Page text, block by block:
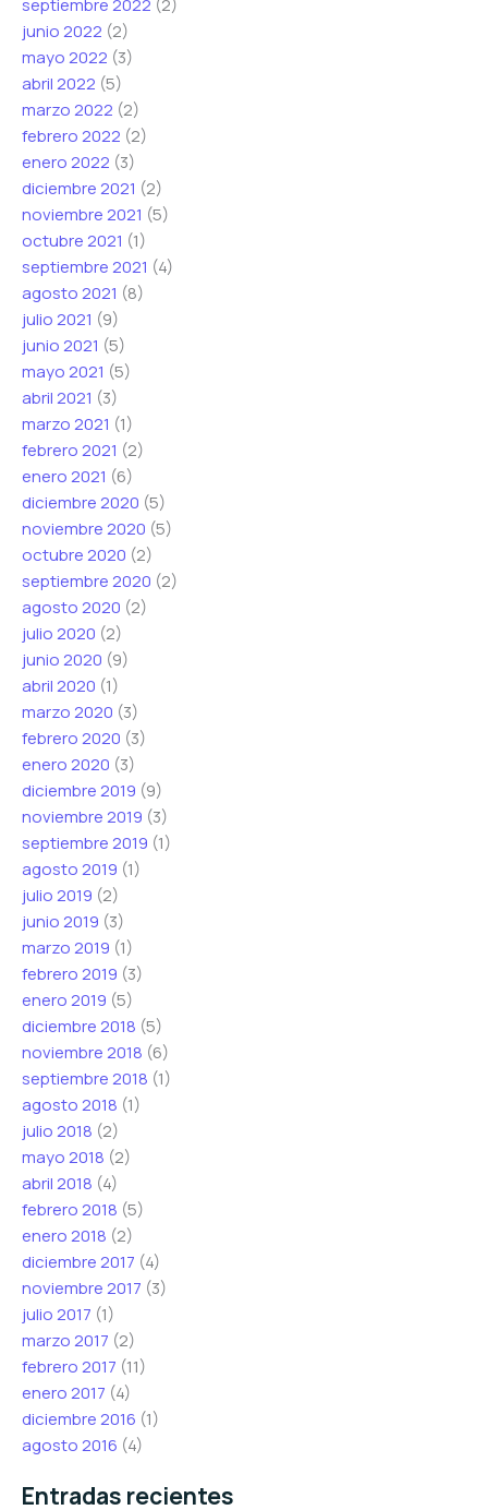
septiembre 2022 (2)
junio 2022 (2)
mayo 2022 (3)
abril 2022 (5)
marzo 2022 (2)
febrero 2022 (2)
enero 2022 (3)
diciembre 2021 (2)
noviembre 2021 (5)
octubre 2021 (1)
septiembre 2021 (4)
agosto 2021 (8)
julio 2021 (9)
junio 2021 (5)
mayo 2021 (5)
abril 2021 (3)
marzo 2021 (1)
febrero 2021 (2)
enero 2021 (6)
diciembre 2020 (5)
noviembre 2020 (5)
octubre 2020 (2)
septiembre 2020 (2)
agosto 2020 (2)
julio 2020 (2)
junio 2020 (9)
abril 2020 (1)
marzo 2020 (3)
febrero 2020 (3)
enero 2020 (3)
diciembre 2019 (9)
noviembre 2019 (3)
septiembre 2019 (1)
agosto 2019 (1)
julio 2019 (2)
junio 2019 (3)
marzo 2019 (1)
febrero 2019 (3)
enero 2019 (5)
diciembre 2018 (5)
noviembre 2018 (6)
septiembre 2018 (1)
agosto 2018 (1)
julio 2018 (2)
mayo 2018 (2)
abril 2018 (4)
febrero 2018 (5)
enero 2018 (2)
diciembre 2017 (4)
noviembre 2017 (3)
julio 2017 (1)
marzo 2017 (2)
febrero 2017 (11)
enero 2017 (4)
diciembre 2016 (1)
agosto 2016 (4)
Entradas recientes